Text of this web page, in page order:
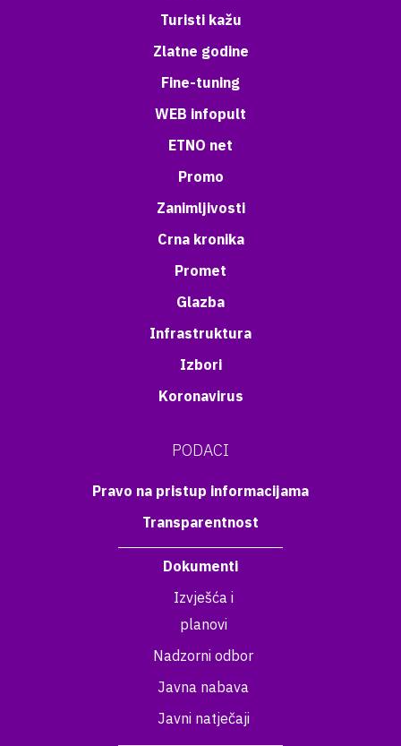
Turisti kažu
Zlatne godine
Fine-tuning
WEB infopult
ETNO net
Promo
Zanimljivosti
Crna kronika
Promet
Glazba
Infrastruktura
Izbori
Koronavirus
PODACI
Pravo na pristup informacijama
Transparentnost
Dokumenti
Izvješća i
planovi
Nadzorni odbor
Javna nabava
Javni natječaji